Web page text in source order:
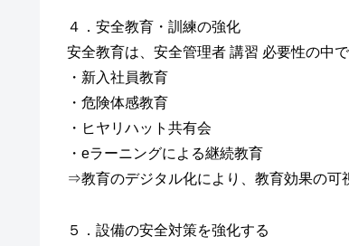
４．安全教育・訓練の強化
安全教育は、安全管理者 講習 必要性の中
・新入社員教育
・危険体感教育
・ヒヤリハット共有会
・eラーニングによる継続教育
⇒教育のデジタル化により、教育効果の可
５．設備の安全対策を強化する